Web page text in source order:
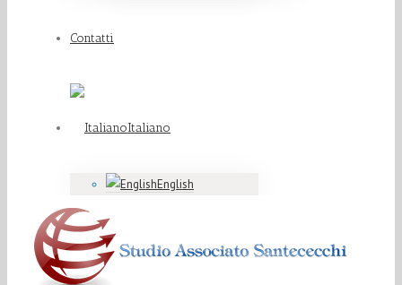
Contatti
Italiano
English